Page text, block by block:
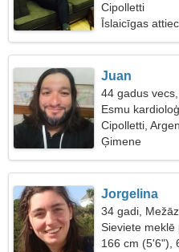
Cipolletti
Īslaicīgas
Juan
44 gadus
Esmu
Cipolletti,
Ģimene
Jorgelina
34 gadi,
Sieviete meklē
166 cm (5'6"),